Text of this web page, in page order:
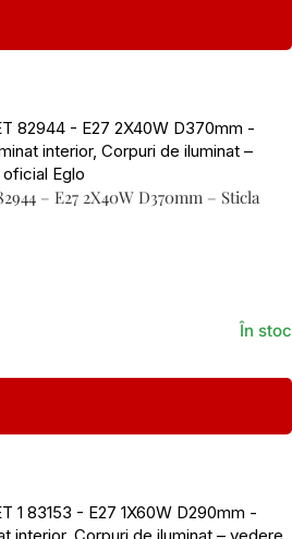
– E27 2X40W D370mm – Sticla
În stoc